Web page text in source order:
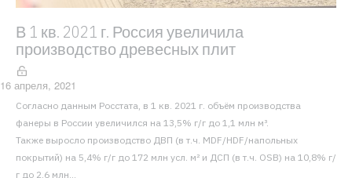
В 1 кв. 2021 г. Россия увеличила
производство древесных плит
16 апреля, 2021
Согласно данным Росстата, в 1 кв. 2021 г. объём производства
фанеры в России увеличился на 13,5% г/г до 1,1 млн м³.
Также выросло производство ДВП (в т.ч. MDF/HDF/напольных
покрытий) на 5,4% г/г до 172 млн усл. м² и ДСП (в т.ч. OSB) на 10,8% г/
г до 2,6 млн...